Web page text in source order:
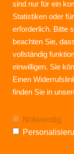
sind nur für ein
Statistiken oder
erforderlich. Bitte
beachten Sie,
vollständig
einwilligen. Sie
Einen
finden Sie in
Notwendig